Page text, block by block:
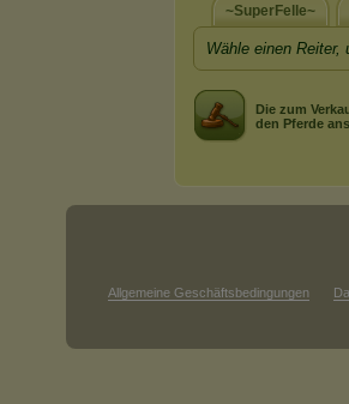
~SuperFelle~
Wähle einen Reiter,
Die zum
den Pferde
Allgemeine Geschäftsbedingungen